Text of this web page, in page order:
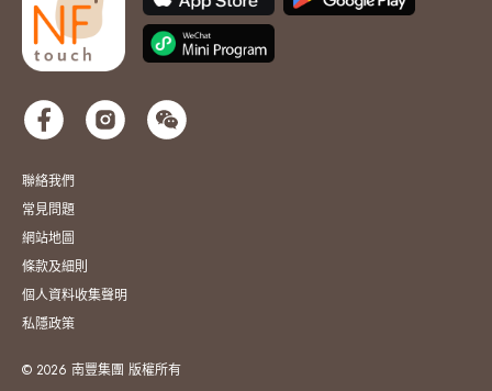
聯絡我們
常見問題
網站地圖
條款及細則
個人資料收集聲明
私隱政策
© 2026 南豐集團 版權所有